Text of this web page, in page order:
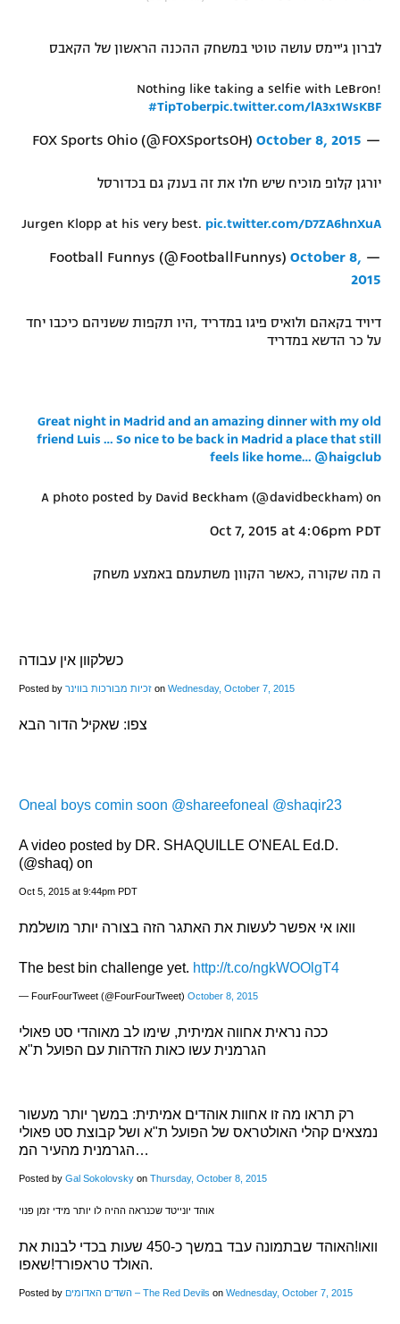
משתתפים וזוכים בפרסים
תקנון משתתפים וזוכים בפרסים
תקנון עבור פעילות אלקטרה
תקנון עבור פעילות ספורט 1 – "מרלן"
טניס
תנאי שימוש
מדיניות פרטיות
רשיון להקרנה פומבית לבית עסק
הצטרפות לחבילת הערוצים
לוח דרושים – ג'ובנט
ספורט מוטורי
ספורט אתגרי ואקסטרים
גיימינג E-Sports
לברון ג'יימס עושה טוטי במשחק ההכנה הראשון של הקאבס
Nothing like taking a selfie with LeBron!
#TipToberpic.twitter.com/lA3x1WsKBF
— FOX Sports Ohio (@FOXSportsOH)
October 8, 2015
יורגן קלופ מוכיח שיש חלו את זה בענק גם בכדורסל
Jurgen Klopp at his very best. pic.twitter.com/D7ZA6hnXuA
— Football Funnys (@FootballFunnys)
October 8,
2015
דיויד בקאהם ולואיס פיגו במדריד ,היו תקפות ששניהם כיכבו יחד
על כר הדשא במדריד
Great night in Madrid and an amazing dinner with my old
friend Luis … So nice to be back in Madrid a place that still
feels like home… @haigclub
A photo posted by David Beckham (@davidbeckham) on
Oct 7, 2015 at 4:06pm PDT
ה מה שקורה ,כאשר הקוון משתעמם באמצע משחק
כשלקוון אין עבודה
Posted by ‎ זכיות מבורכות בווינר ‎ on Wednesday, October 7, 2015
צפו: שאקיל הדור הבא
Oneal boys comin soon @shareefoneal @shaqir23
A video posted by DR. SHAQUILLE O'NEAL Ed.D.
(@shaq) on
Oct 5, 2015 at 9:44pm PDT
וואו אי אפשר לעשות את האתגר הזה בצורה יותר מושלמת
The best bin challenge yet. http://t.co/ngkWOOlgT4
— FourFourTweet (@FourFourTweet) October 8, 2015
ככה נראית אחווה אמיתית, שימו לב מאוהדי סט פאולי
הגרמנית עשו כאות הזדהות עם הפועל ת"א
רק תראו מה זו אחוות אוהדים אמיתית: במשך יותר מעשור
נמצאים קהלי האולטראס של הפועל ת"א ושל קבוצת סט פאולי
הגרמנית מהעיר המ…
Posted by Gal Sokolovsky on Thursday, October 8, 2015
אוהד יונייטד שכנראה ההיה לו יותר מידי זמן פנוי
וואו!האוהד שבתמונה עבד במשך כ-450 שעות בכדי לבנות את
האולד טראפורד!שאפו.
Posted by ‎ השדים האדומים – The Red Devils ‎ on Wednesday, October 7, 2015